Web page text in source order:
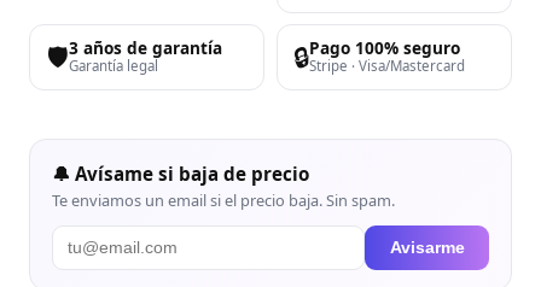
🛡️3 años de garantía
Garantía legal 🔒Pago 100% seguro
Stripe · Visa/Mastercard
🔔 Avísame si baja de precio
Te enviamos un email si el precio baja. Sin spam.
Avisarme